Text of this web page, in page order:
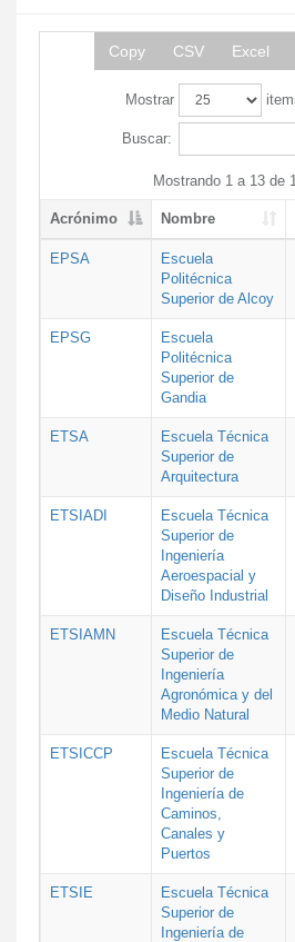
Copy CSV Excel
Mostrar
Buscar:
Mostrando 1 a 13 de
Acrónimo Nombre
EPSA
Escuela
Politécnica
Superior de Alcoy
EPSG
Escuela
Politécnica
Superior de
Gandia
ETSA
Escuela Técnica
Superior de
Arquitectura
ETSIADI
Escuela Técnica
Superior de
Ingeniería
Aeroespacial y
Diseño Industrial
ETSIAMN
Escuela Técnica
Superior de
Ingeniería
Agronómica y del
Medio Natural
ETSICCP
Escuela Técnica
Superior de
Ingeniería de
Caminos,
Canales y
Puertos
ETSIE
Escuela Técnica
Superior de
Ingeniería de